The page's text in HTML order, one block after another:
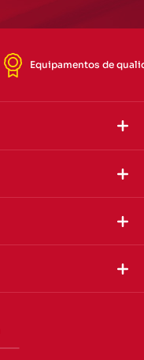
Equipamentos de